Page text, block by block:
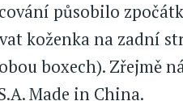
působilo
koženka na zadní
boxech). Zřejmě
Made in China.